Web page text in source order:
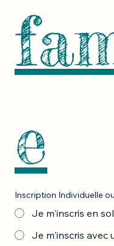
e
Inscription Individuelle
Je m'inscris en
Je m'inscris avec